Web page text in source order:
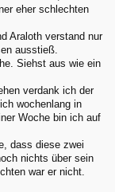
eher schlechten
Araloth verstand nur
ausstieß.
Siehst aus wie ein
verdank ich der
wochenlang in
Woche bin ich auf
dass diese zwei
nichts über sein
war er nicht.